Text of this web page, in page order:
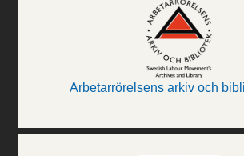
Arbetarrörelsens arkiv och